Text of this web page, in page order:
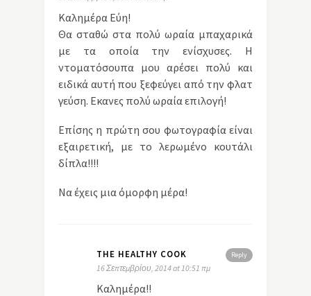
Καλημέρα Εύη!
Θα σταθώ στα πολύ ωραία μπαχαρικά
με τα οποία την ενίσχυσες. Η
ντοματόσουπα μου αρέσει πολύ και
ειδικά αυτή που ξεφεύγει από την φλατ
γεύση. Εκανες πολύ ωραία επιλογή!
Επίσης η πρώτη σου φωτογραφία είναι
εξαιρετική, με το λερωμένο κουτάλι
δίπλα!!!!
Να έχεις μια όμορφη μέρα!
Reply
THE HEALTHY COOK
16 Σεπτεμβρίου, 2014 at 10:51 πμ
Καλημέρα!!